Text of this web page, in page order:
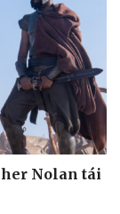
thời sự
khuya
yêu
bé
hồn
Nolan tái